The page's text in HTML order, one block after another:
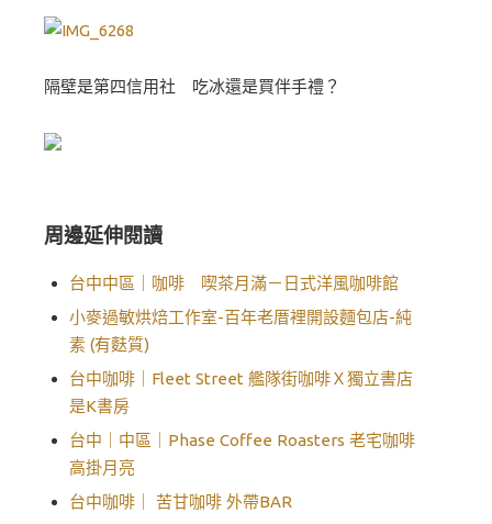
隔壁是第四信用社 吃冰還是買伴手禮？
周邊延伸閱讀
台中中區｜咖啡 喫茶月滿－日式洋風咖啡館
小麥過敏烘焙工作室-百年老厝裡開設麵包店-純
素 (有麩質)
台中咖啡｜Fleet Street 艦隊街咖啡Ｘ獨立書店
是K書房
台中｜中區｜Phase Coffee Roasters 老宅咖啡
高掛月亮
台中咖啡｜ 苦甘咖啡 外帶BAR